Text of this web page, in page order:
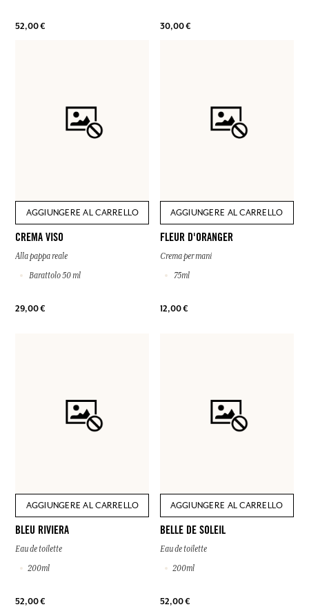
52,00 € 30,00 €
AGGIUNGERE AL CARRELLO
CREMA VISO
Alla pappa reale
Barattolo 50 ml
29,00 €
AGGIUNGERE AL CARRELLO
FLEUR D'ORANGER
Crema per mani
75ml
12,00 €
AGGIUNGERE AL CARRELLO
BLEU RIVIERA
Eau de toilette
200ml
52,00 €
AGGIUNGERE AL CARRELLO
BELLE DE SOLEIL
Eau de toilette
200ml
52,00 €